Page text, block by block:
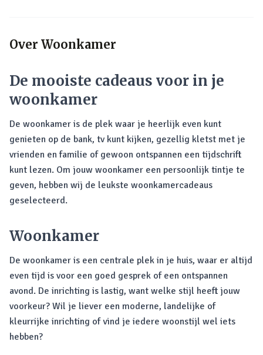
Over Woonkamer
De mooiste cadeaus voor in je
woonkamer
De woonkamer is de plek waar je heerlijk even kunt
genieten op de bank, tv kunt kijken, gezellig kletst met je
vrienden en familie of gewoon ontspannen een tijdschrift
kunt lezen. Om jouw woonkamer een persoonlijk tintje te
geven, hebben wij de leukste woonkamercadeaus
geselecteerd.
Woonkamer
De woonkamer is een centrale plek in je huis, waar er altijd
even tijd is voor een goed gesprek of een ontspannen
avond. De inrichting is lastig, want welke stijl heeft jouw
voorkeur? Wil je liever een moderne, landelijke of
kleurrijke inrichting of vind je iedere woonstijl wel iets
hebben?